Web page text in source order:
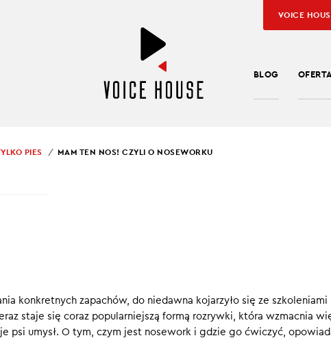
BLOG
VOICE
czworonogów wiedzą, że może on też służyć do świetnej zabawy?
00:00 /
PIES MAM TEN NOS! CZYLI O NOSEWORKU
konkretnych zapachów, do niedawna kojarzyło się ze szkoleniami
staje się coraz popularniejszą formą rozrywki, która wzmacnia
psi umysł. O tym, czym jest nosework i gdzie go ćwiczyć,